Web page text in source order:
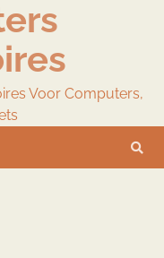
Voor Computers,